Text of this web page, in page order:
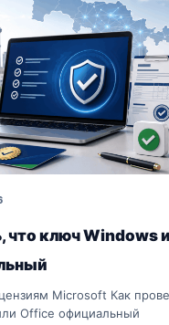
что ключ Windows
Microsoft Как
Office официальный